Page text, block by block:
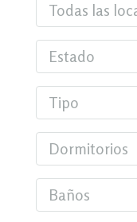
Todas las
Estado
Tipo
Dormitorios
Baños